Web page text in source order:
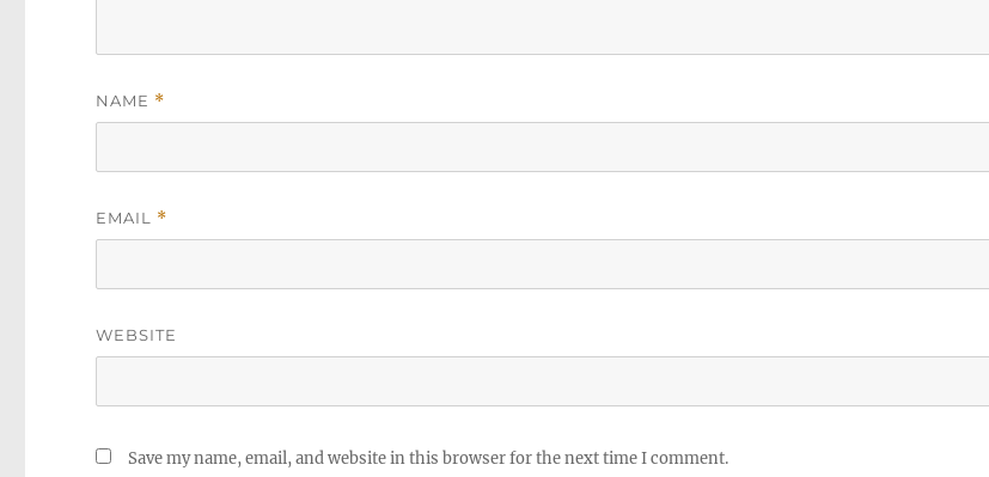
NAME *
EMAIL *
WEBSITE
Save my name, email, and website in this browser for the next time I comment.